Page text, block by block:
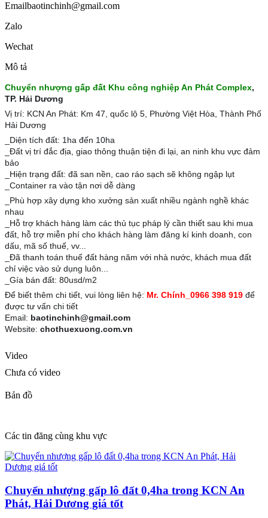
Emailbaotinchinh@gmail.com
Zalo
Wechat
Mô tả
Chuyển nhượng gấp đất Khu công nghiệp An Phát Complex,
TP. Hải Dương
Vị trí: KCN An Phát: Km 47, quốc lộ 5, Phường Việt Hòa, Thành Phố
Hải Dương
_Diện tích đất: 1ha đến 10ha
_Đất vị trí đắc địa, giao thông thuận tiện đi lại, an ninh khu vực đảm
bảo
_Hiện trạng đất: đã san nền, cao ráo sạch sẽ không ngập lụt
_Container ra vào tận nơi dễ dàng
_Phù hợp xây dựng kho xưởng sản xuất nhiều ngành nghề khác
nhau
_Hỗ trợ khách hàng làm các thủ tục pháp lý cần thiết sau khi mua
đất, hỗ trợ miễn phí cho khách hàng làm đăng kí kinh doanh, con
dấu, mã số thuế, vv...
_Đã thanh toán thuế đất hàng năm với nhà nước, khách mua đất
chỉ việc vào sử dụng luôn...
_Gía bán đất: 80usd/m2
Để biết thêm chi tiết, vui lòng liên hệ: Mr. Chính_0966 398 919 để
được tư vấn chi tiết
Email: baotinchinh@gmail.com
Website: chothuexuong.com.vn
Video
Chưa có video
Bản đồ
Các tin đăng cùng khu vực
Chuyển nhượng gấp lô đất 0,4ha trong KCN An
Phát, Hải Dương giá tốt